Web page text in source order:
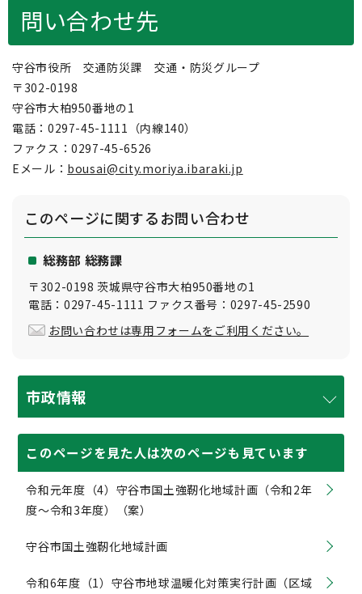
問い合わせ先
守谷市役所 交通防災課 交通・防災グループ
〒302-0198
守谷市大柏950番地の1
電話：0297-45-1111（内線140）
ファクス：0297-45-6526
Eメール： bousai@city.moriya.ibaraki.jp
このページに関するお問い合わせ
総務部 総務課
〒302-0198 茨城県守谷市大柏950番地の1
電話：0297-45-1111 ファクス番号：0297-45-2590
お問い合わせは専用フォームをご利用ください。
市政情報
このページを見た人は次のページも見ています
令和元年度（4）守谷市国土強靭化地域計画（令和2年
度〜令和3年度）（案）
守谷市国土強靭化地域計画
令和6年度（1）守谷市地球温暖化対策実行計画（区域